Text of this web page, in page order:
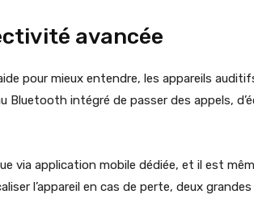
avancée
pour mieux entendre, les appareils
Bluetooth intégré de passer des appels,
via application mobile dédiée, et il est
l’appareil en cas de perte, deux